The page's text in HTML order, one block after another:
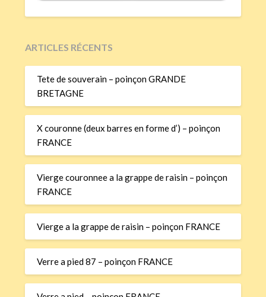
ARTICLES RÉCENTS
Tete de souverain – poinçon GRANDE
BRETAGNE
X couronne (deux barres en forme d’) – poinçon
FRANCE
Vierge couronnee a la grappe de raisin – poinçon
FRANCE
Vierge a la grappe de raisin – poinçon FRANCE
Verre a pied 87 – poinçon FRANCE